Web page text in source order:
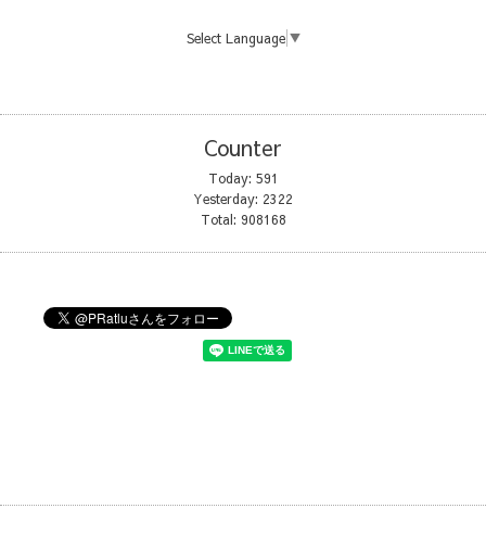
Select Language ▼
Counter
Today: 591
Yesterday: 2322
Total: 908168